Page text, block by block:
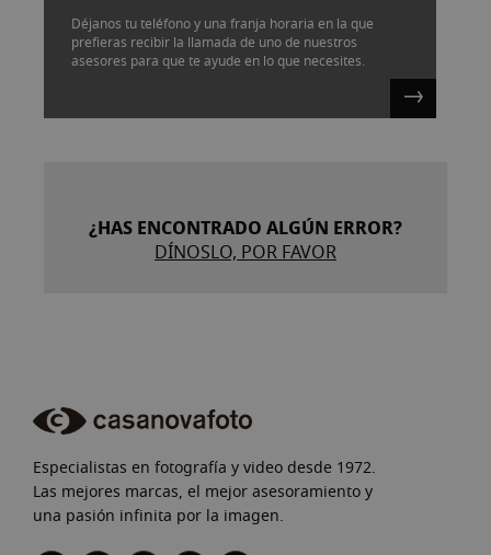
Déjanos tu teléfono y una franja horaria en la que
prefieras recibir la llamada de uno de nuestros
asesores para que te ayude en lo que necesites.
¿HAS ENCONTRADO ALGÚN ERROR?
DÍNOSLO, POR FAVOR
Especialistas en fotografía y video desde 1972.
Las mejores marcas, el mejor asesoramiento y
una pasión infinita por la imagen.